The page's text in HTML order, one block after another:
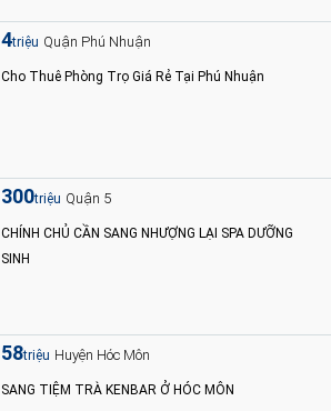
4triệu Quận Phú Nhuận
Cho Thuê Phòng Trọ Giá Rẻ Tại Phú Nhuận
300triệu Quận 5
CHÍNH CHỦ CẦN SANG NHƯỢNG LẠI SPA DƯỠNG
SINH
58triệu Huyện Hóc Môn
SANG TIỆM TRÀ KENBAR Ở HÓC MÔN